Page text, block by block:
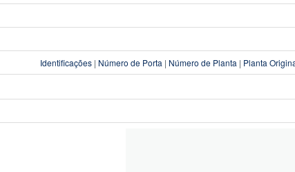
Identificações | Número de Porta | Número de Planta | Planta